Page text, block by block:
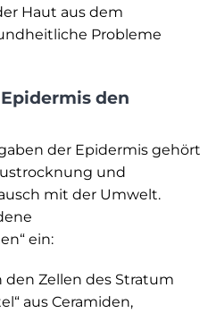
Haut aus dem
Probleme
den
der Epidermis gehört
und
mit der Umwelt.
ein:
den Zellen des Stratum
aus Ceramiden,